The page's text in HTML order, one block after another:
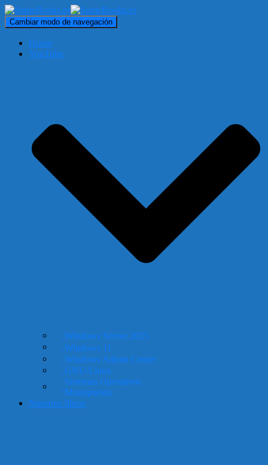
Cambiar modo de navegación
Home
YouTube
Windows Server 2025
Windows 11
Windows Admin Center
GNU/Linux
Sistemas Operativos
Monopuesto
Nuestros libros